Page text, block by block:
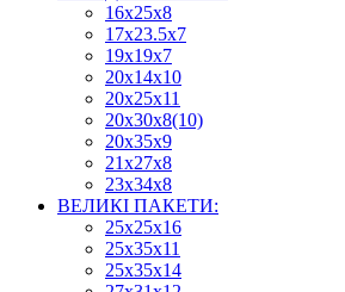
16х25х8
17х23.5х7
19х19х7
20х14х10
20х25х11
20х30х8(10)
20х35х9
21х27х8
23х34х8
ВЕЛИКІ ПАКЕТИ:
25х25х16
25х35х11
25х35х14